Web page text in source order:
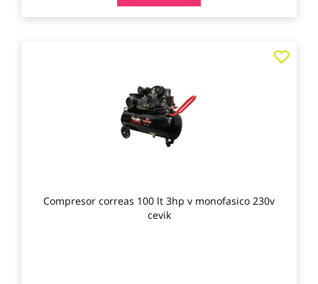
Compresor correas 100 lt 3hp v monofasico 230v
cevik